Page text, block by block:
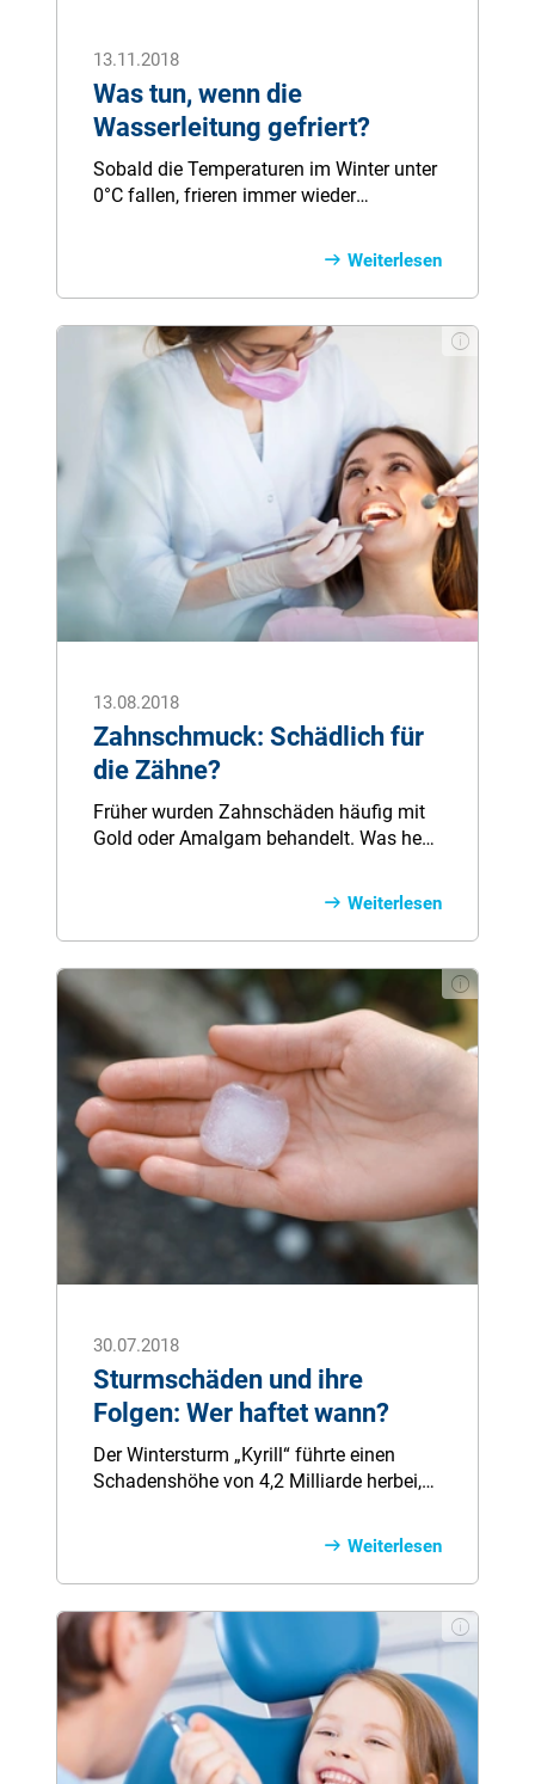
13.11.2018
Was tun, wenn die
Wasserleitung gefriert?
Sobald die Temperaturen im Winter unter
0°C fallen, frieren immer wieder
Rohrbruch und schweren Folgeschäden
führen. Doch mit einfachen Maßnahmen
können sich Hausbesitzer schützen.
Weiterlesen
13.08.2018
Zahnschmuck: Schädlich für
die Zähne?
Frü­her wur­den Zahn­schä­den häu­fig mit
Gold oder A­mal­gam be­han­delt. Was heu­
glit­zert, sind kei­ne Kro­nen oder Fül­lun­gen
mehr, son­dern das ist Zahn­schmuck. Wie
auch an­de­re Kör­per­tei­le so kön­nen auch
ge­sun­de Zäh­ne mit Stein­chen, Glit­zer
und Gold ver­ziert wer­den und sor­gen so
für je­de Men­ge Bling-Bling und ein wahr­
haft strah­len­des Lä­cheln.
Weiterlesen
30.07.2018
Sturmschäden und ihre
Folgen: Wer haftet wann?
Der Wintersturm „Kyrill“ führte einen
Schadenshöhe von 4,2 Milliarde herbei,
Versicherungsschäden durch Unwetter
nehmen in Ausmaß und Höhe weiter zu.
Wer haftet im Schadensfall für die
enstandenen Kosten? Was ist durch die
eigenen Versicherungsverträge
abgedeckt? Wir klären auf, welche
Versicherungen bei Sturmschäden
welche Schäden abdecken.
Weiterlesen